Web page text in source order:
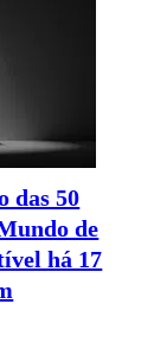
das 50
de
há 17